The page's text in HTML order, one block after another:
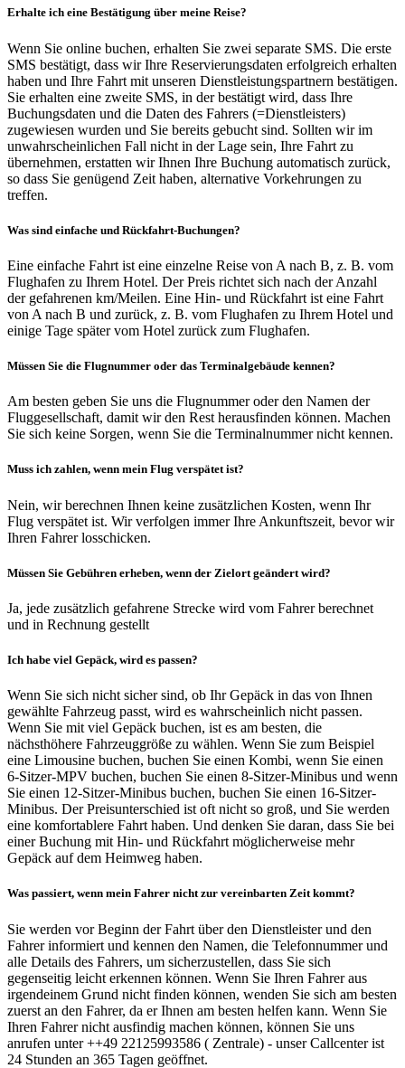
Erhalte ich eine Bestätigung über meine Reise?
Wenn Sie online buchen, erhalten Sie zwei separate SMS. Die erste
SMS bestätigt, dass wir Ihre Reservierungsdaten erfolgreich erhalten
haben und Ihre Fahrt mit unseren Dienstleistungspartnern bestätigen.
Sie erhalten eine zweite SMS, in der bestätigt wird, dass Ihre
Buchungsdaten und die Daten des Fahrers (=Dienstleisters)
zugewiesen wurden und Sie bereits gebucht sind. Sollten wir im
unwahrscheinlichen Fall nicht in der Lage sein, Ihre Fahrt zu
übernehmen, erstatten wir Ihnen Ihre Buchung automatisch zurück,
so dass Sie genügend Zeit haben, alternative Vorkehrungen zu
treffen.
Was sind einfache und Rückfahrt-Buchungen?
Eine einfache Fahrt ist eine einzelne Reise von A nach B, z. B. vom
Flughafen zu Ihrem Hotel. Der Preis richtet sich nach der Anzahl
der gefahrenen km/Meilen. Eine Hin- und Rückfahrt ist eine Fahrt
von A nach B und zurück, z. B. vom Flughafen zu Ihrem Hotel und
einige Tage später vom Hotel zurück zum Flughafen.
Müssen Sie die Flugnummer oder das Terminalgebäude kennen?
Am besten geben Sie uns die Flugnummer oder den Namen der
Fluggesellschaft, damit wir den Rest herausfinden können. Machen
Sie sich keine Sorgen, wenn Sie die Terminalnummer nicht kennen.
Muss ich zahlen, wenn mein Flug verspätet ist?
Nein, wir berechnen Ihnen keine zusätzlichen Kosten, wenn Ihr
Flug verspätet ist. Wir verfolgen immer Ihre Ankunftszeit, bevor wir
Ihren Fahrer losschicken.
Müssen Sie Gebühren erheben, wenn der Zielort geändert wird?
Ja, jede zusätzlich gefahrene Strecke wird vom Fahrer berechnet
und in Rechnung gestellt
Ich habe viel Gepäck, wird es passen?
Wenn Sie sich nicht sicher sind, ob Ihr Gepäck in das von Ihnen
gewählte Fahrzeug passt, wird es wahrscheinlich nicht passen.
Wenn Sie mit viel Gepäck buchen, ist es am besten, die
nächsthöhere Fahrzeuggröße zu wählen. Wenn Sie zum Beispiel
eine Limousine buchen, buchen Sie einen Kombi, wenn Sie einen
6-Sitzer-MPV buchen, buchen Sie einen 8-Sitzer-Minibus und wenn
Sie einen 12-Sitzer-Minibus buchen, buchen Sie einen 16-Sitzer-
Minibus. Der Preisunterschied ist oft nicht so groß, und Sie werden
eine komfortablere Fahrt haben. Und denken Sie daran, dass Sie bei
einer Buchung mit Hin- und Rückfahrt möglicherweise mehr
Gepäck auf dem Heimweg haben.
Was passiert, wenn mein Fahrer nicht zur vereinbarten Zeit kommt?
Sie werden vor Beginn der Fahrt über den Dienstleister und den
Fahrer informiert und kennen den Namen, die Telefonnummer und
alle Details des Fahrers, um sicherzustellen, dass Sie sich
gegenseitig leicht erkennen können. Wenn Sie Ihren Fahrer aus
irgendeinem Grund nicht finden können, wenden Sie sich am besten
zuerst an den Fahrer, da er Ihnen am besten helfen kann. Wenn Sie
Ihren Fahrer nicht ausfindig machen können, können Sie uns
anrufen unter ++49 22125993586 ( Zentrale) - unser Callcenter ist
24 Stunden an 365 Tagen geöffnet.